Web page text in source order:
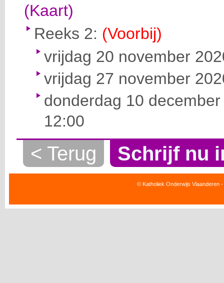
(Kaart)
Reeks 2: (Voorbij)
vrijdag 20 november
vrijdag 27 november
donderdag 10
12:00
< Terug Schrijf nu
© Katholiek Onderwijs Vlaanderen